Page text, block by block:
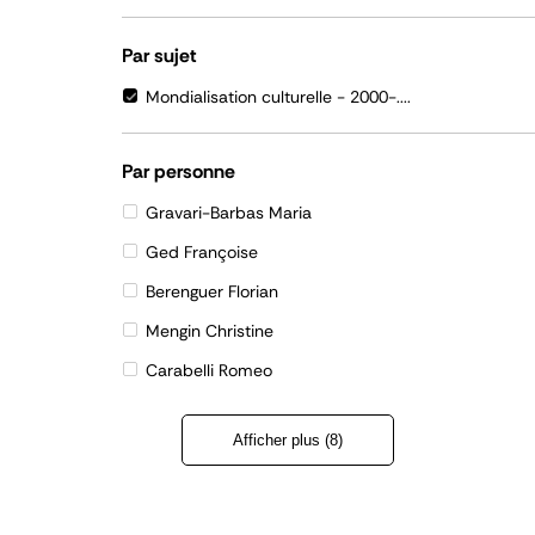
Par sujet
Mondialisation culturelle - 2000-....
Par personne
Gravari-Barbas Maria
Ged Françoise
Berenguer Florian
Mengin Christine
Carabelli Romeo
Afficher plus (8)